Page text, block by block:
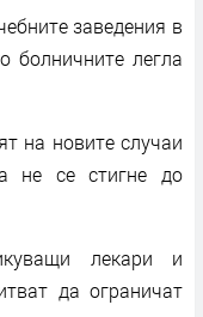
заведения в
болничните легла
на новите случаи
не се стигне до
лекари и
да ограничат